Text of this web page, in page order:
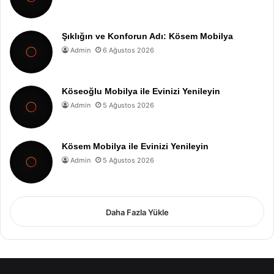
Şıklığın ve Konforun Adı: Kösem Mobilya
Admin 6 Ağustos 2026
Köseoğlu Mobilya ile Evinizi Yenileyin
Admin 5 Ağustos 2026
Kösem Mobilya ile Evinizi Yenileyin
Admin 5 Ağustos 2026
Daha Fazla Yükle